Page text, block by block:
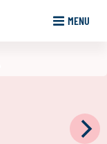
MENU